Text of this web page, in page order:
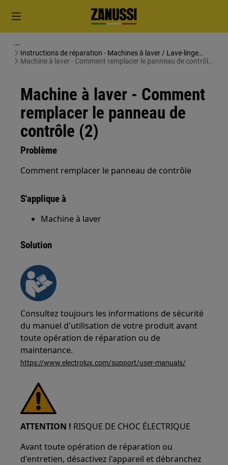
Instructions de réparation - Machines à laver / Lave-linge
séchants
Machine à laver - Comment remplacer le panneau de contrôle
Machine à laver - Comment
remplacer le panneau de
contrôle (2)
Problème
Comment remplacer le panneau de contrôle
S'applique à
Machine à laver
Solution
Consultez toujours les informations de sécurité
du manuel d'utilisation de votre produit avant
toute opération de réparation ou de
maintenance.
https://www.electrolux.com/support/user-manuals/
ATTENTION ! RISQUE DE CHOC ÉLECTRIQUE
Avant toute opération de réparation ou
d'entretien, désactivez l'appareil et débranchez